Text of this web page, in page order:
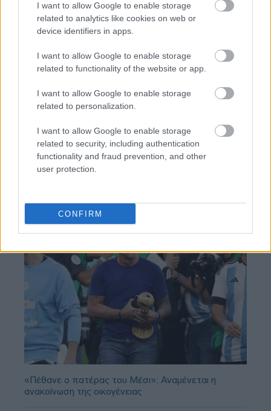
I want to allow Google to enable storage
related to analytics like cookies on web or
device identifiers in apps.
I want to allow Google to enable storage
related to functionality of the website or app.
I want to allow Google to enable storage
related to personalization.
I want to allow Google to enable storage
related to security, including authentication
functionality and fraud prevention, and other
user protection.
CONFIRM
TAGS: Societe Generale Εθνική Τράπεζα
BEST OFINTERNET
«Πέθανε ο πατέρας του Μέσι»: Αναμένεται η
ανακοίνωση της οικογένειας